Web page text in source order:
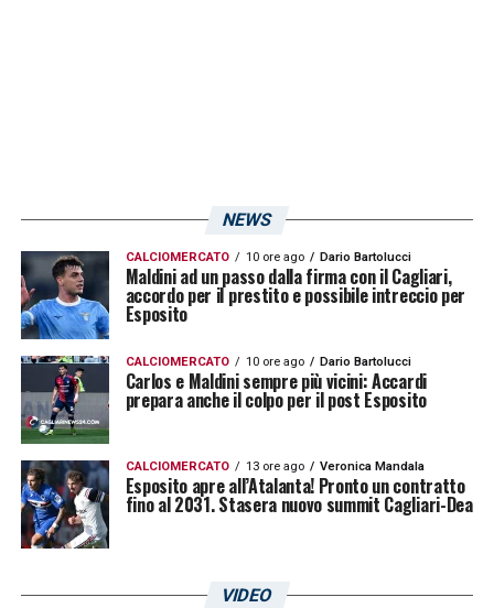
NEWS
CALCIOMERCATO 10 ore ago Dario Bartolucci
Maldini ad un passo dalla firma con il Cagliari,
accordo per il prestito e possibile intreccio per
Esposito
CALCIOMERCATO 10 ore ago Dario Bartolucci
Carlos e Maldini sempre più vicini: Accardi
prepara anche il colpo per il post Esposito
CALCIOMERCATO 13 ore ago Veronica Mandala
Esposito apre all’Atalanta! Pronto un contratto
fino al 2031. Stasera nuovo summit Cagliari-Dea
VIDEO